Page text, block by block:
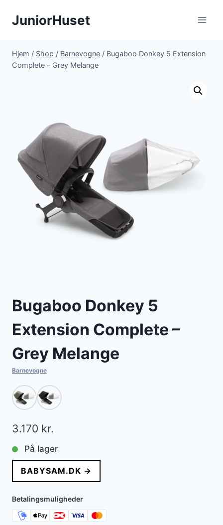
JuniorHuset
Hjem / Shop / Barnevogne / Bugaboo Donkey 5 Extension
Complete – Grey Melange
Bugaboo Donkey 5
Extension Complete –
Grey Melange
Barnevogne
3.170 kr.
På lager
BABYSAM.DK →
Betalingsmuligheder